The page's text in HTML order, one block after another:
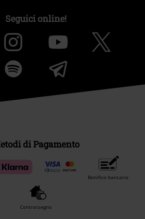
Seguici online!
di Pagamento
Bonifico bancario
Contrassegno